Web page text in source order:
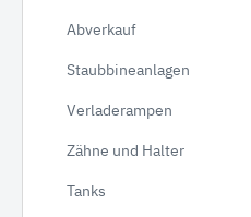
Abverkauf
Staubbineanlagen
Verladerampen
Zähne und Halter
Tanks